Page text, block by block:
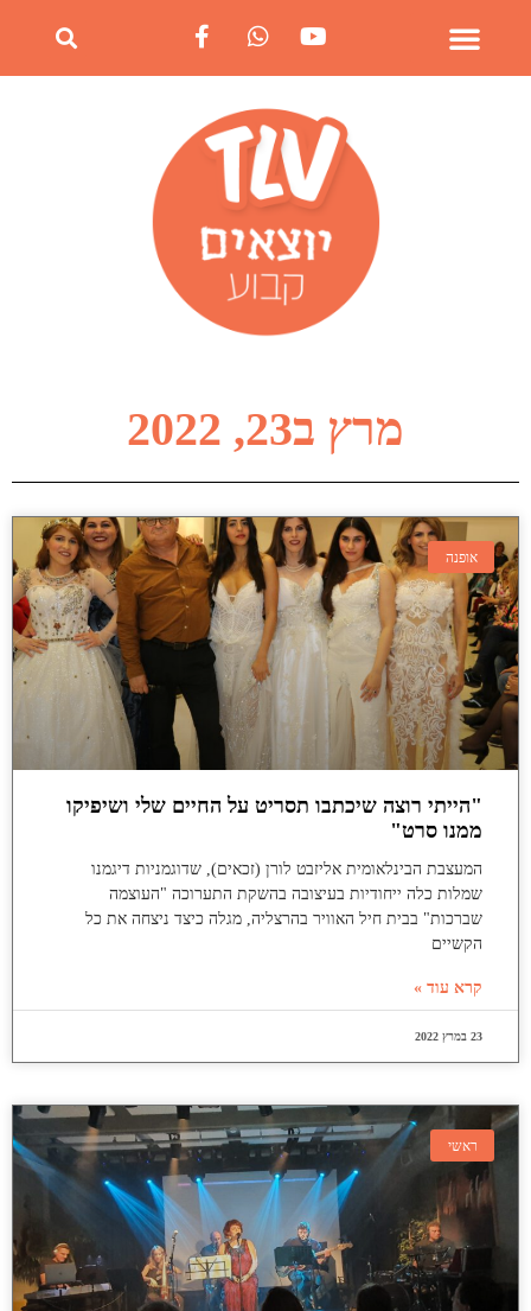
מרץ ב23, 2022
אופנה
"הייתי רוצה שיכתבו תסריט על החיים שלי ושיפיקו
ממנו סרט"
המעצבת הבינלאומית אליזבט לורן (זכאים), שדוגמניות דיגמנו
שמלות כלה ייחודיות בעיצובה בהשקת התערוכה "העוצמה
שברכות" בבית חיל האוויר בהרצליה, מגלה כיצד ניצחה את כל
הקשיים
קרא עוד »
23 במרץ 2022
ראשי